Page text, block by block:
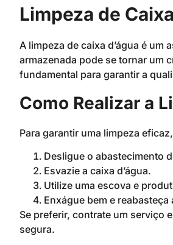
Limpeza de
A limpeza de caixa d’água é
armazenada pode se tornar um
fundamental para garantir a
Como Realizar a
Para garantir uma limpeza
Desligue o abastecimento
Esvazie a caixa d’água.
Utilize uma escova e
Enxágue bem e reabasteça
Se preferir, contrate um serviço
segura.